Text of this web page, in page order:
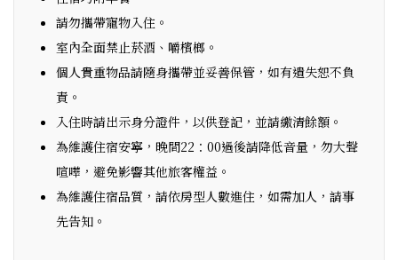
請勿攜帶寵物入住。
室內全面禁止菸酒、嚼檳榔。
個人貴重物品請隨身攜帶並妥善保管，如有遺失恕不負
責。
入住時請出示身分證件，以供登記，並請繳清餘額。
為維護住宿安寧，晚間22：00過後請降低音量，勿大聲
喧嘩，避免影響其他旅客權益。
為維護住宿品質，請依房型人數進住，如需加人，請事
先告知。